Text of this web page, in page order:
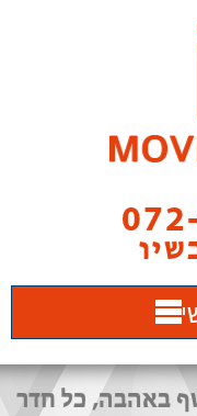
באהבה, כל חדר